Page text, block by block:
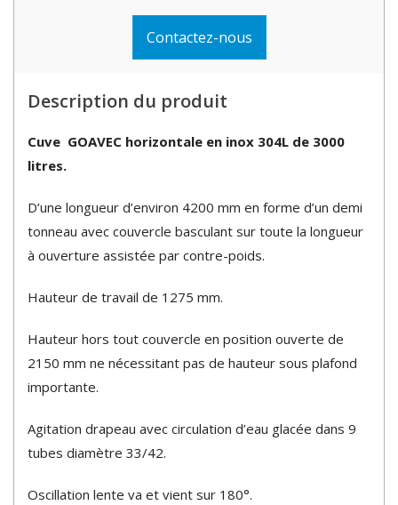
Contactez-nous
Description du produit
Cuve GOAVEC horizontale en inox 304L de 3000
litres.
D’une longueur d’environ 4200 mm en forme d’un demi
tonneau avec couvercle basculant sur toute la longueur
à ouverture assistée par contre-poids.
Hauteur de travail de 1275 mm.
Hauteur hors tout couvercle en position ouverte de
2150 mm ne nécessitant pas de hauteur sous plafond
importante.
Agitation drapeau avec circulation d’eau glacée dans 9
tubes diamètre 33/42.
Oscillation lente va et vient sur 180°.